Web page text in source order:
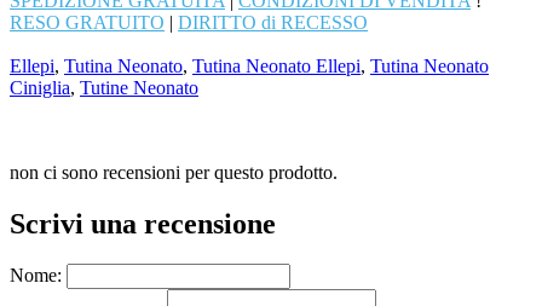
RESO GRATUITO | DIRITTO di RECESSO
Ellepi, Tutina Neonato, Tutina Neonato Ellepi, Tutina Neonato
Ciniglia, Tutine Neonato
non ci sono recensioni per questo prodotto.
Scrivi una recensione
Nome: